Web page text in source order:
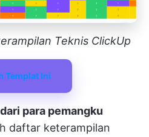
Teknis ClickUp
Templat Ini
para pemangku
daftar keterampilan